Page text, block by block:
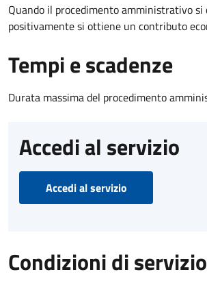
Quando il procedimento amministrativo si
positivamente si ottiene un contributo
Tempi e scadenze
Durata massima del procedimento
Accedi al servizio
Accedi al servizio
Condizioni di servizio